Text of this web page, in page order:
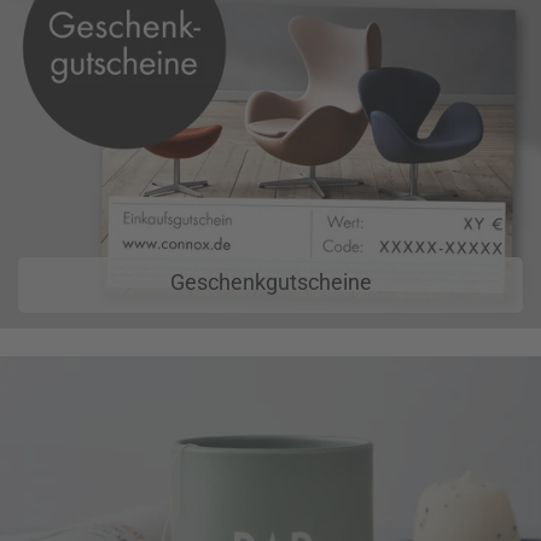
Geschenkgutscheine